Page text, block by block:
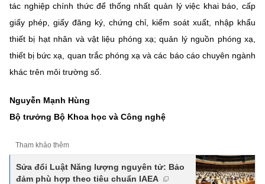
tác nghiệp chính thức để thống nhất quản lý việc khai báo, cấp
giấy phép, giấy đăng ký, chứng chỉ, kiểm soát xuất, nhập khẩu
thiết bị hạt nhân và vật liệu phóng xạ; quản lý nguồn phóng xạ,
thiết bị bức xạ, quan trắc phóng xạ và các báo cáo chuyên ngành
khác trên môi trường số.
Nguyễn Mạnh Hùng
Bộ trưởng Bộ Khoa học và Công nghệ
Tham khảo thêm
Sửa đổi Luật Năng lượng nguyên tử: Bảo
đảm phù hợp theo tiêu chuẩn IAEA